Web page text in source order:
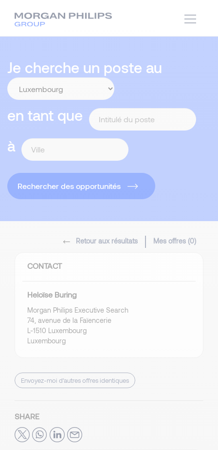
Je cherche un poste au
en tant que
à
Rechercher des opportunités
Retour aux résultats Mes offres (0)
CONTACT
Heloïse Buring
Morgan Philips Executive Search
74, avenue de la Faïencerie
L-1510 Luxembourg
Luxembourg
Envoyez-moi d’autres offres identiques
SHARE